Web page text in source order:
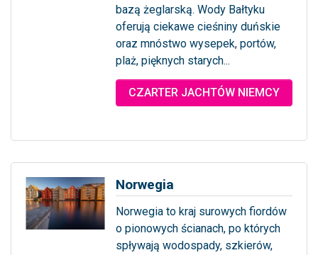
bazą żeglarską. Wody Bałtyku
oferują ciekawe cieśniny duńskie
oraz mnóstwo wysepek, portów,
plaż, pięknych starych...
... więcej
CZARTER JACHTÓW NIEMCY
Norwegia
Norwegia to kraj surowych fiordów
o pionowych ścianach, po których
spływają wodospady, szkierów,